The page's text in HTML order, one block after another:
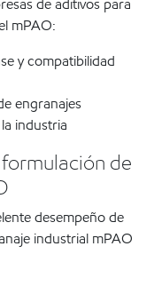
de aditivos para
mPAO:
y compatibilidad
engranajes
industria
de
desempeño de
industrial mPAO